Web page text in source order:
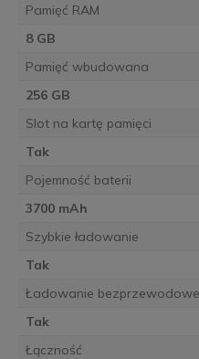
Pamięć RAM
8 GB
Pamięć wbudowana
256 GB
Slot na kartę pamięci
Tak
Pojemność baterii
3700 mAh
Szybkie ładowanie
Tak
Ładowanie bezprzewodowe
Tak
Łączność